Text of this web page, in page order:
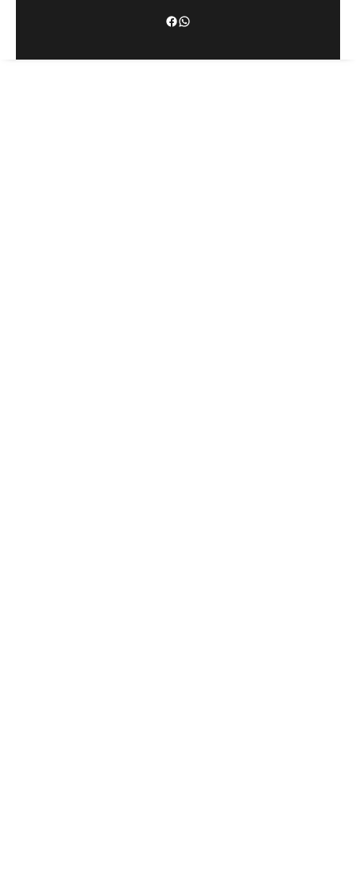
Facebook
WhatsApp